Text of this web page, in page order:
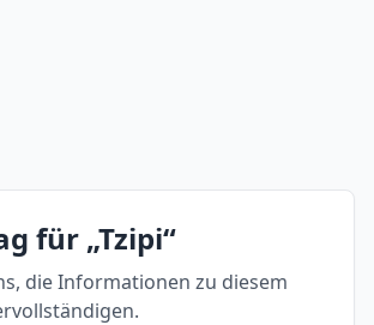
für „Tzipi“
die Informationen zu diesem